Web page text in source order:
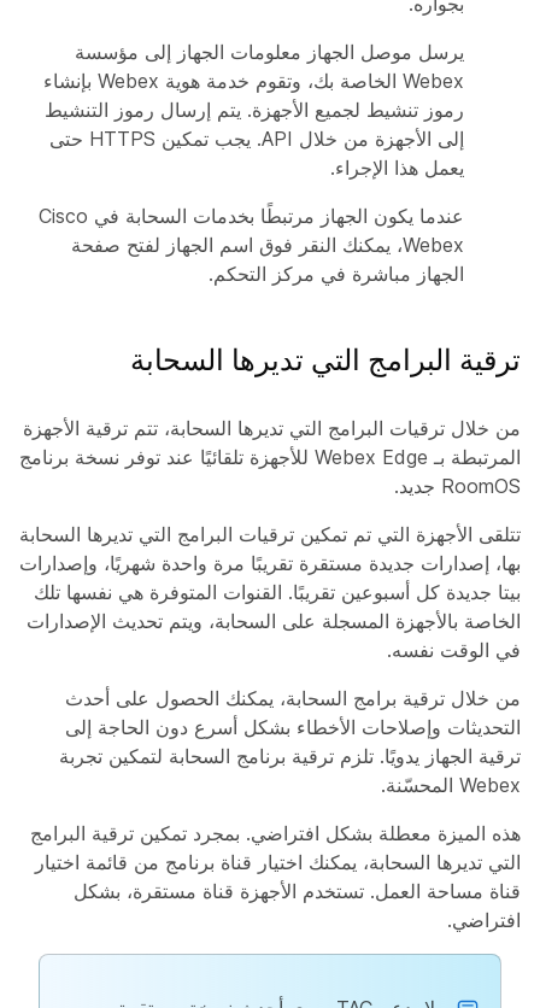
يرسل موصل الجهاز معلومات الجهاز إلى مؤسسة
Webex الخاصة بك، وتقوم خدمة هوية Webex بإنشاء
رموز تنشيط لجميع الأجهزة. يتم إرسال رموز التنشيط
إلى الأجهزة من خلال API. يجب تمكين HTTPS حتى
يعمل هذا الإجراء.
عندما يكون الجهاز مرتبطًا بخدمات السحابة في Cisco
Webex، يمكنك النقر فوق اسم الجهاز لفتح صفحة
الجهاز مباشرة في مركز التحكم.
ترقية البرامج التي تديرها السحابة
من خلال ترقيات البرامج التي تديرها السحابة، تتم ترقية الأجهزة
المرتبطة بـ Webex Edge للأجهزة تلقائيًا عند توفر نسخة برنامج
RoomOS جديد.
تتلقى الأجهزة التي تم تمكين ترقيات البرامج التي تديرها السحابة
بها، إصدارات جديدة مستقرة تقريبًا مرة واحدة شهريًا، وإصدارات
بيتا جديدة كل أسبوعين تقريبًا. القنوات المتوفرة هي نفسها تلك
الخاصة بالأجهزة المسجلة على السحابة، ويتم تحديث الإصدارات
في الوقت نفسه.
من خلال ترقية برامج السحابة، يمكنك الحصول على أحدث
التحديثات وإصلاحات الأخطاء بشكل أسرع دون الحاجة إلى
ترقية الجهاز يدويًا. تلزم ترقية برنامج السحابة لتمكين تجربة
Webex المحسّنة.
هذه الميزة معطلة بشكل افتراضي. بمجرد تمكين ترقية البرامج
التي تديرها السحابة، يمكنك اختيار قناة برنامج من قائمة اختيار
قناة مساحة العمل. تستخدم الأجهزة قناة مستقرة، بشكل
افتراضي.